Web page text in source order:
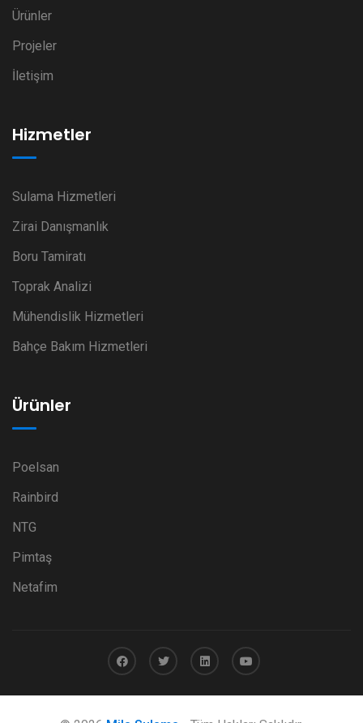
Ürünler
Projeler
İletişim
Hizmetler
Sulama Hizmetleri
Zirai Danışmanlık
Boru Tamiratı
Toprak Analizi
Mühendislik Hizmetleri
Bahçe Bakım Hizmetleri
Ürünler
Poelsan
Rainbird
NTG
Pimtaş
Netafim